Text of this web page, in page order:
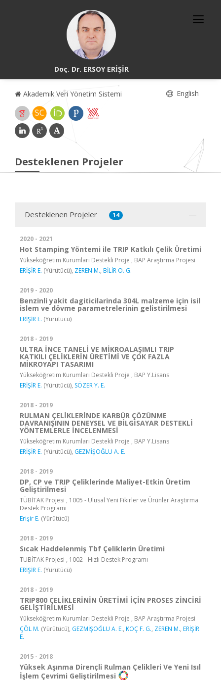
Doç. Dr. ERSOY ERİŞİR
Akademik Veri Yönetim Sistemi English
Desteklenen Projeler
Desteklenen Projeler 14
2020 - 2021
Hot Stamping Yöntemi ile TRIP Katkılı Çelik Üretimi
Yükseköğretim Kurumları Destekli Proje , BAP Araştırma Projesi
ERİŞİR E. (Yürütücü), ZEREN M., BİLİR O. G.
2019 - 2020
Benzinli yakit dagiticilarinda 304L malzeme için isil
islem ve dövme parametrelerinin gelistirilmesi
ERİŞİR E. (Yürütücü)
2018 - 2019
ULTRA İNCE TANELİ VE MİKROALAŞIMLI TRIP
KATKILI ÇELİKLERİN ÜRETİMİ VE ÇOK FAZLA
MİKROYAPI TASARIMI
Yükseköğretim Kurumları Destekli Proje , BAP Y.Lisans
ERİŞİR E. (Yürütücü), SÖZER Y. E.
2018 - 2019
RULMAN ÇELİKLERİNDE KARBÜR ÇÖZÜNME
DAVRANIŞININ DENEYSEL VE BİLGİSAYAR DESTEKLİ
YÖNTEMLERLE İNCELENMESİ
Yükseköğretim Kurumları Destekli Proje , BAP Y.Lisans
ERİŞİR E. (Yürütücü), GEZMİŞOĞLU A. E.
2018 - 2019
DP, CP ve TRIP Çeliklerinde Maliyet-Etkin Üretim
Geliştirilmesi
TÜBİTAK Projesi , 1005 - Ulusal Yeni Fikirler ve Ürünler Araştırma
Destek Programı
Erişir E. (Yürütücü)
2018 - 2019
Sıcak Haddelenmiş Tbf Çeliklerin Üretimi
TÜBİTAK Projesi , 1002 - Hızlı Destek Programı
ERİŞİR E. (Yürütücü)
2018 - 2019
TRIP800 ÇELİKLERİNİN ÜRETİMİ İÇİN PROSES ZİNCİRİ
GELİŞTİRİLMESİ
Yükseköğretim Kurumları Destekli Proje , BAP Araştırma Projesi
ÇÖL M. (Yürütücü), GEZMİŞOĞLU A. E., KOÇ F. G., ZEREN M., ERİŞİR
E.
2015 - 2018
Yüksek Aşınma Dirençli Rulman Çelikleri Ve Yeni Isıl
İşlem Çevrimi Geliştirilmesi